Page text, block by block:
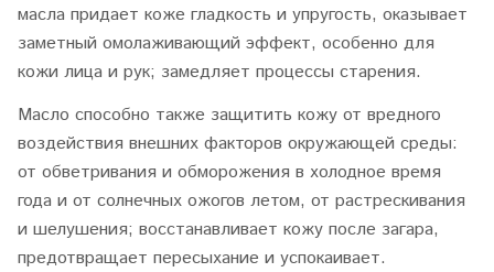
масла придает коже гладкость и упругость, оказывает
заметный омолаживающий эффект, особенно для
кожи лица и рук; замедляет процессы старения.
Масло способно также защитить кожу от вредного
воздействия внешних факторов окружающей среды:
от обветривания и обморожения в холодное время
года и от солнечных ожогов летом, от растрескивания
и шелушения; восстанавливает кожу после загара,
предотвращает пересыхание и успокаивает.